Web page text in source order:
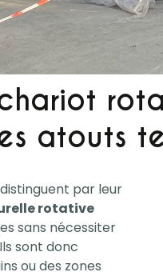
atouts
par leur
rotative
sans nécessiter
sont donc
ou des zones